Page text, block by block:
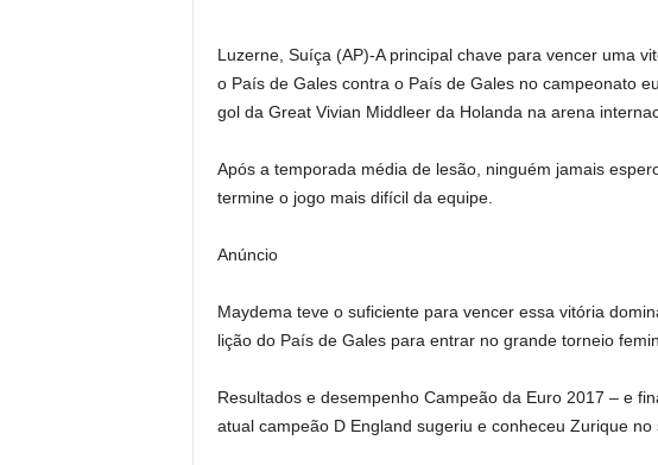
Luzerne, Suíça (AP)-A principal chave para vencer uma
o País de Gales contra o País de Gales no campeonato
gol da Great Vivian Middleer da Holanda na arena
Após a temporada média de lesão, ninguém jamais
termine o jogo mais difícil da equipe.
Anúncio
Maydema teve o suficiente para vencer essa vitória
lição do País de Gales para entrar no grande torneio
Resultados e desempenho Campeão da Euro 2017 – e
atual campeão D England sugeriu e conheceu Zurique no